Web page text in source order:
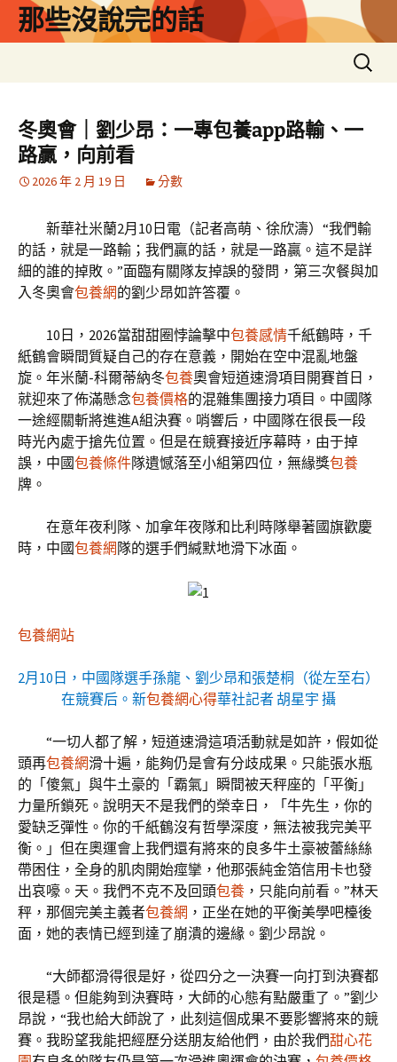
那些沒說完的話
搜
尋
冬奧會｜劉少昂：一專包養app路輸、一
路贏，向前看
2026 年 2 月 19 日 分數
新華社米蘭2月10日電（記者高萌、徐欣濤）“我們輸
的話，就是一路輸；我們贏的話，就是一路贏。這不是詳
細的誰的掉敗。”面臨有關隊友掉誤的發問，第三次餐與加
入冬奧會包養網的劉少昂如許答覆。
10日，2026當甜甜圈悖論擊中包養感情千紙鶴時，千
紙鶴會瞬間質疑自己的存在意義，開始在空中混亂地盤
旋。年米蘭-科爾蒂納冬包養奧會短道速滑項目開賽首日，
就迎來了佈滿懸念包養價格的混雜集團接力項目。中國隊
一途經關斬將進進A組決賽。哨響后，中國隊在很長一段
時光內處于搶先位置。但是在競賽接近序幕時，由于掉
誤，中國包養條件隊遺憾落至小組第四位，無緣獎包養
牌。
在意年夜利隊、加拿年夜隊和比利時隊舉著國旗歡慶
時，中國包養網 隊的選手們緘默地滑下冰面。
包養網站
2月10日，中國隊選手孫龍、劉少昂和張楚桐（從左至右）
在競賽后。新包養網心得華社記者 胡星宇 攝
“一切人都了解，短道速滑這項活動就是如許，假如從
頭再包養網滑十遍，能夠仍是會有分歧成果。只能張水瓶
的「傻氣」與牛土豪的「霸氣」瞬間被天秤座的「平衡」
力量所鎖死。說明天不是我們的榮幸日，「牛先生，你的
愛缺乏彈性。你的千紙鶴沒有哲學深度，無法被我完美平
衡。」但在奧運會上我們還有將來的良多牛土豪被蕾絲絲
帶困住，全身的肌肉開始痙攣，他那張純金箔信用卡也發
出哀嚎。天。我們不克不及回頭包養 ，只能向前看。”林天
秤，那個完美主義者包養網 ，正坐在她的平衡美學吧檯後
面，她的表情已經到達了崩潰的邊緣。劉少昂說。
“大師都滑得很是好，從四分之一決賽一向打到決賽都
很是穩。但能夠到決賽時，大師的心態有點嚴重了。”劉少
昂說，“我也給大師說了，此刻這個成果不要影響將來的競
賽。我盼望我能把經歷分送朋友給他們，由於我們甜心花